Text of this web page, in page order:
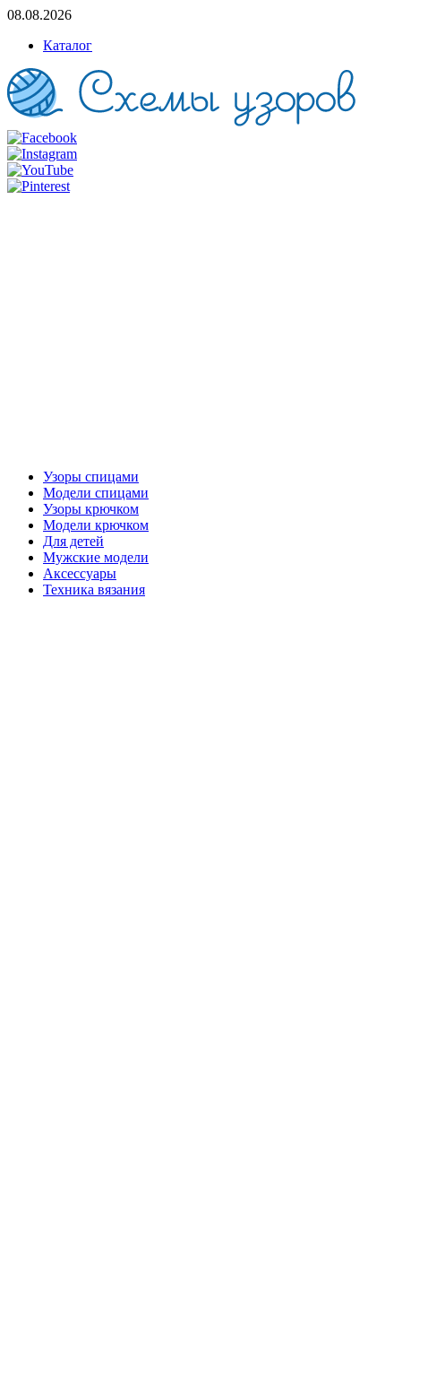
08.08.2026
Каталог
Узоры спицами
Модели спицами
Узоры крючком
Модели крючком
Для детей
Мужские модели
Аксессуары
Техника вязания